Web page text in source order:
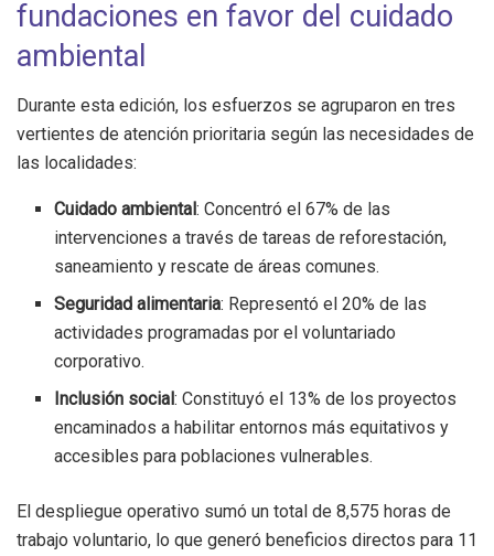
fundaciones en favor del cuidado
ambiental
Durante esta edición, los esfuerzos se agruparon en tres
vertientes de atención prioritaria según las necesidades de
las localidades:
Cuidado ambiental: Concentró el 67% de las
intervenciones a través de tareas de reforestación,
saneamiento y rescate de áreas comunes.
Seguridad alimentaria: Representó el 20% de las
actividades programadas por el voluntariado
corporativo.
Inclusión social: Constituyó el 13% de los proyectos
encaminados a habilitar entornos más equitativos y
accesibles para poblaciones vulnerables.
El despliegue operativo sumó un total de 8,575 horas de
trabajo voluntario, lo que generó beneficios directos para 11